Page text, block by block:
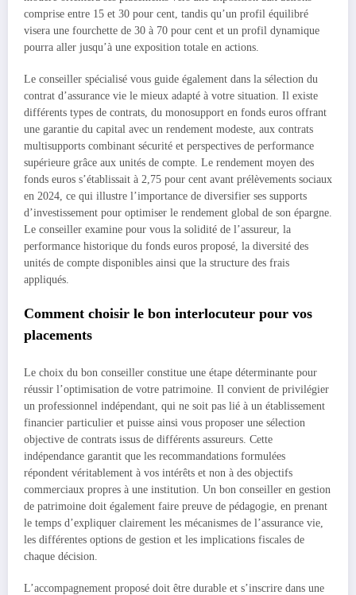
comprise entre 15 et 30 pour cent, tandis qu’un profil équilibré
visera une fourchette de 30 à 70 pour cent et un profil dynamique
pourra aller jusqu’à une exposition totale en actions.
Le conseiller spécialisé vous guide également dans la sélection du
contrat d’assurance vie le mieux adapté à votre situation. Il existe
différents types de contrats, du monosupport en fonds euros offrant
une garantie du capital avec un rendement modeste, aux contrats
multisupports combinant sécurité et perspectives de performance
supérieure grâce aux unités de compte. Le rendement moyen des
fonds euros s’établissait à 2,75 pour cent avant prélèvements sociaux
en 2024, ce qui illustre l’importance de diversifier ses supports
d’investissement pour optimiser le rendement global de son épargne.
Le conseiller examine pour vous la solidité de l’assureur, la
performance historique du fonds euros proposé, la diversité des
unités de compte disponibles ainsi que la structure des frais
appliqués.
Comment choisir le bon interlocuteur pour vos
placements
Le choix du bon conseiller constitue une étape déterminante pour
réussir l’optimisation de votre patrimoine. Il convient de privilégier
un professionnel indépendant, qui ne soit pas lié à un établissement
financier particulier et puisse ainsi vous proposer une sélection
objective de contrats issus de différents assureurs. Cette
indépendance garantit que les recommandations formulées
répondent véritablement à vos intérêts et non à des objectifs
commerciaux propres à une institution. Un bon conseiller en gestion
de patrimoine doit également faire preuve de pédagogie, en prenant
le temps d’expliquer clairement les mécanismes de l’assurance vie,
les différentes options de gestion et les implications fiscales de
chaque décision.
L’accompagnement proposé doit être durable et s’inscrire dans une